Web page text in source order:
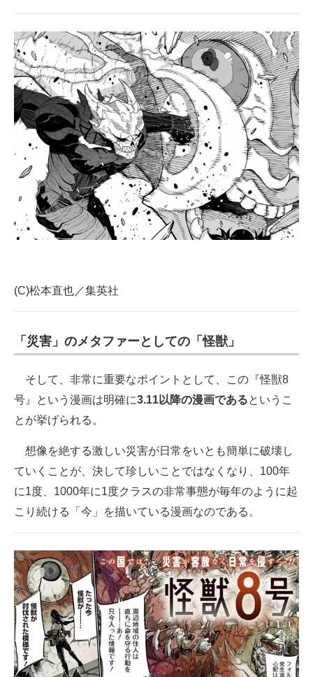
(C)松本直也／集英社
「災害」のメタファーとしての「怪獣」
そして、非常に重要なポイントとして、この『怪獣8
号』という漫画は明確に3.11以降の漫画であるというこ
とが挙げられる。
想像を絶する激しい災害が日常をいとも簡単に破壊し
ていくことが、決して珍しいことではなくなり、100年
に1度、1000年に1度クラスの非常事態が毎年のように起
こり続ける「今」を描いている漫画なのである。